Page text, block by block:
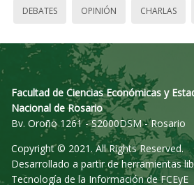
DEBATES OPINIÓN CHARLAS
Facultad de Ciencias Económicas y
Nacional de Rosario
Bv. Oroño 1261 - S2000DSM - Rosario
Copyright © 2021. All Rights Reserved.
Desarrollado a partir de herramientas
Tecnología de la Información de FCEyE